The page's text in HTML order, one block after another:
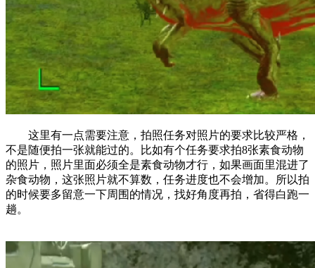
这里有一点需要注意，拍照任务对照片的要求比较严格，
不是随便拍一张就能过的。比如有个任务要求拍8张素食动物
的照片，照片里面必须全是素食动物才行，如果画面里混进了
杂食动物，这张照片就不算数，任务进度也不会增加。所以拍
的时候要多留意一下周围的情况，找好角度再拍，省得白跑一
趟。